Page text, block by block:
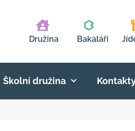
Družina Bakaláři
Školní družina